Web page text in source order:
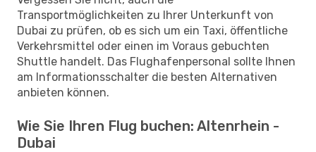
Transportmöglichkeiten zu Ihrer Unterkunft von
Dubai zu prüfen, ob es sich um ein Taxi, öffentliche
Verkehrsmittel oder einen im Voraus gebuchten
Shuttle handelt. Das Flughafenpersonal sollte Ihnen
am Informationsschalter die besten Alternativen
anbieten können.
Wie Sie Ihren Flug buchen: Altenrhein -
Dubai